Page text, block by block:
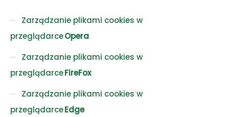
Zarządzanie plikami cookies w
przeglądarceOpera
Zarządzanie plikami cookies w
przeglądarceFireFox
Zarządzanie plikami cookies w
przeglądarceEdge